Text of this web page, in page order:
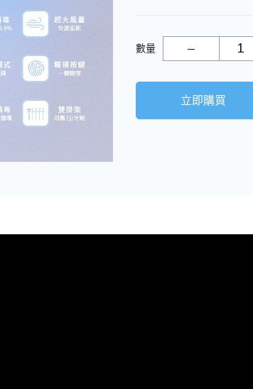
數量
立即購買